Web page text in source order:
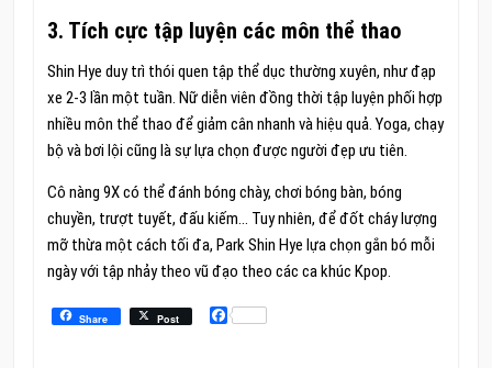
3. Tích cực tập luyện các môn thể thao
Shin Hye duy trì thói quen tập thể dục thường xuyên, như đạp
xe 2-3 lần một tuần. Nữ diễn viên đồng thời tập luyện phối hợp
nhiều môn thể thao để giảm cân nhanh và hiệu quả. Yoga, chạy
bộ và bơi lội cũng là sự lựa chọn được người đẹp ưu tiên.
Cô nàng 9X có thể đánh bóng chày, chơi bóng bàn, bóng
chuyền, trượt tuyết, đấu kiếm… Tuy nhiên, để đốt cháy lượng
mỡ thừa một cách tối đa, Park Shin Hye lựa chọn gắn bó mỗi
ngày với tập nhảy theo vũ đạo theo các ca khúc Kpop.
Share Post Facebook